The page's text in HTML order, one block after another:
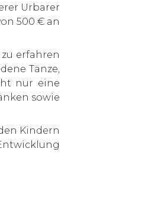
Urbarer
500 € an
erfahren
Tänze,
nur eine
sowie
Kindern